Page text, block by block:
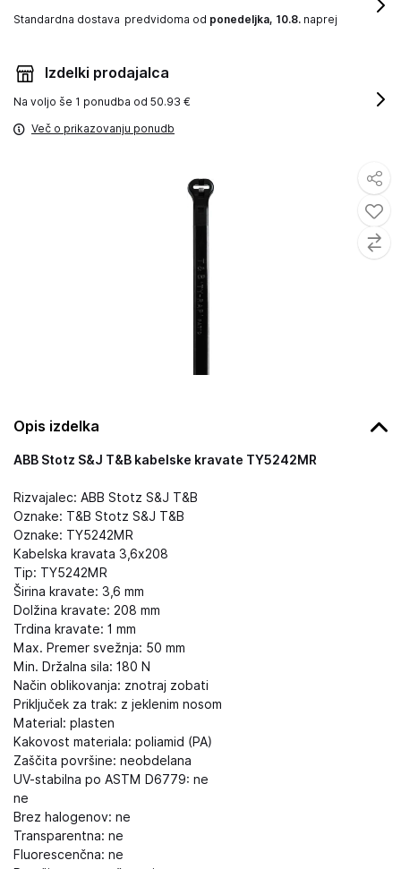
Opis izdelka
ABB Stotz S&J T&B kabelske kravate TY5242MR
Rizvajalec: ABB Stotz S&J T&B
Oznake: T&B Stotz S&J T&B
Oznake: TY5242MR
Kabelska kravata 3,6x208
Tip: TY5242MR
Širina kravate: 3,6 mm
Dolžina kravate: 208 mm
Trdina kravate: 1 mm
Max. Premer svežnja: 50 mm
Min. Držalna sila: 180 N
Način oblikovanja: znotraj zobati
Priključek za trak: z jeklenim nosom
Material: plasten
Kakovost materiala: poliamid (PA)
Zaščita površine: neobdelana
UV-stabilna po ASTM D6779: ne
ne
Brez halogenov: ne
Transparentna: ne
Fluorescenčna: ne
Standardna dostava predvidoma od ponedeljka, 10.8. naprej
Izdelki prodajalca
Na voljo še 1 ponudba od 50.93 €
Več o prikazovanju ponudb